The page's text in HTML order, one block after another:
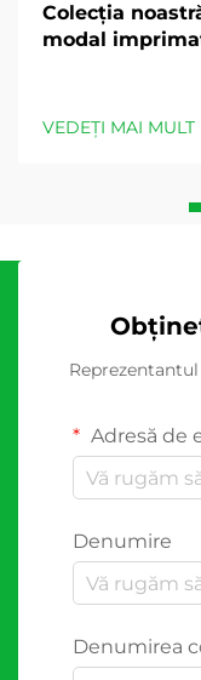
Colecția
modal
VEDEȚI MAI MULT
Adresă de
Denumire
Denumirea